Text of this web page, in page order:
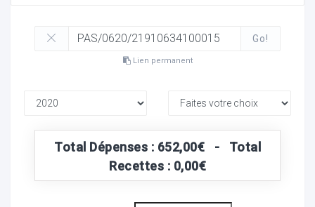
Go!
Lien permanent
Total Dépenses : 652,00€ - Total
Recettes : 0,00€